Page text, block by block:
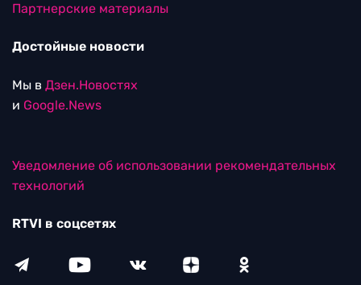
Партнерские материалы
Достойные новости
Мы в Дзен.Новостях
и Google.News
Уведомление об использовании рекомендательных
технологий
RTVI в соцсетях